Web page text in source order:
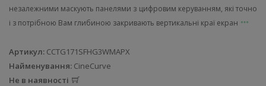
незалежними маскують панелями з цифровим керуванням, які точно
і з потрібною Вам глибиною закривають вертикальні краї екран
Артикул: CCTG171SFHG3WMAPX
Найменування: CineCurve
Не в наявності